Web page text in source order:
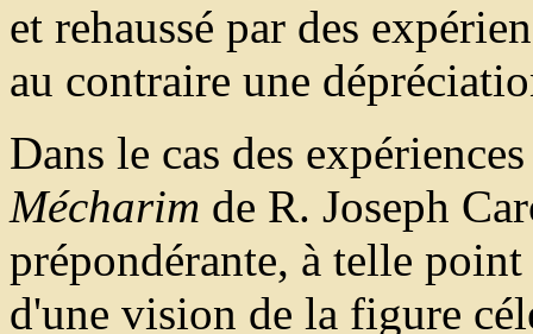
et rehaussé par des
au contraire une
Dans le cas des
Mécharim de R. Joseph
prépondérante, à telle
d'une vision de la figure